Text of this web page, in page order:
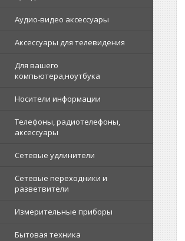
Аудио-видео аксессуары
Аксессуары для телевидения
Для вашего
компьютера,ноутбука
Носители информации
Телефоны, радиотелефоны,
аксессуары
Сетевые удлинители
Сетевые переходники и
разветвители
Измерительные приборы
Бытовая техника